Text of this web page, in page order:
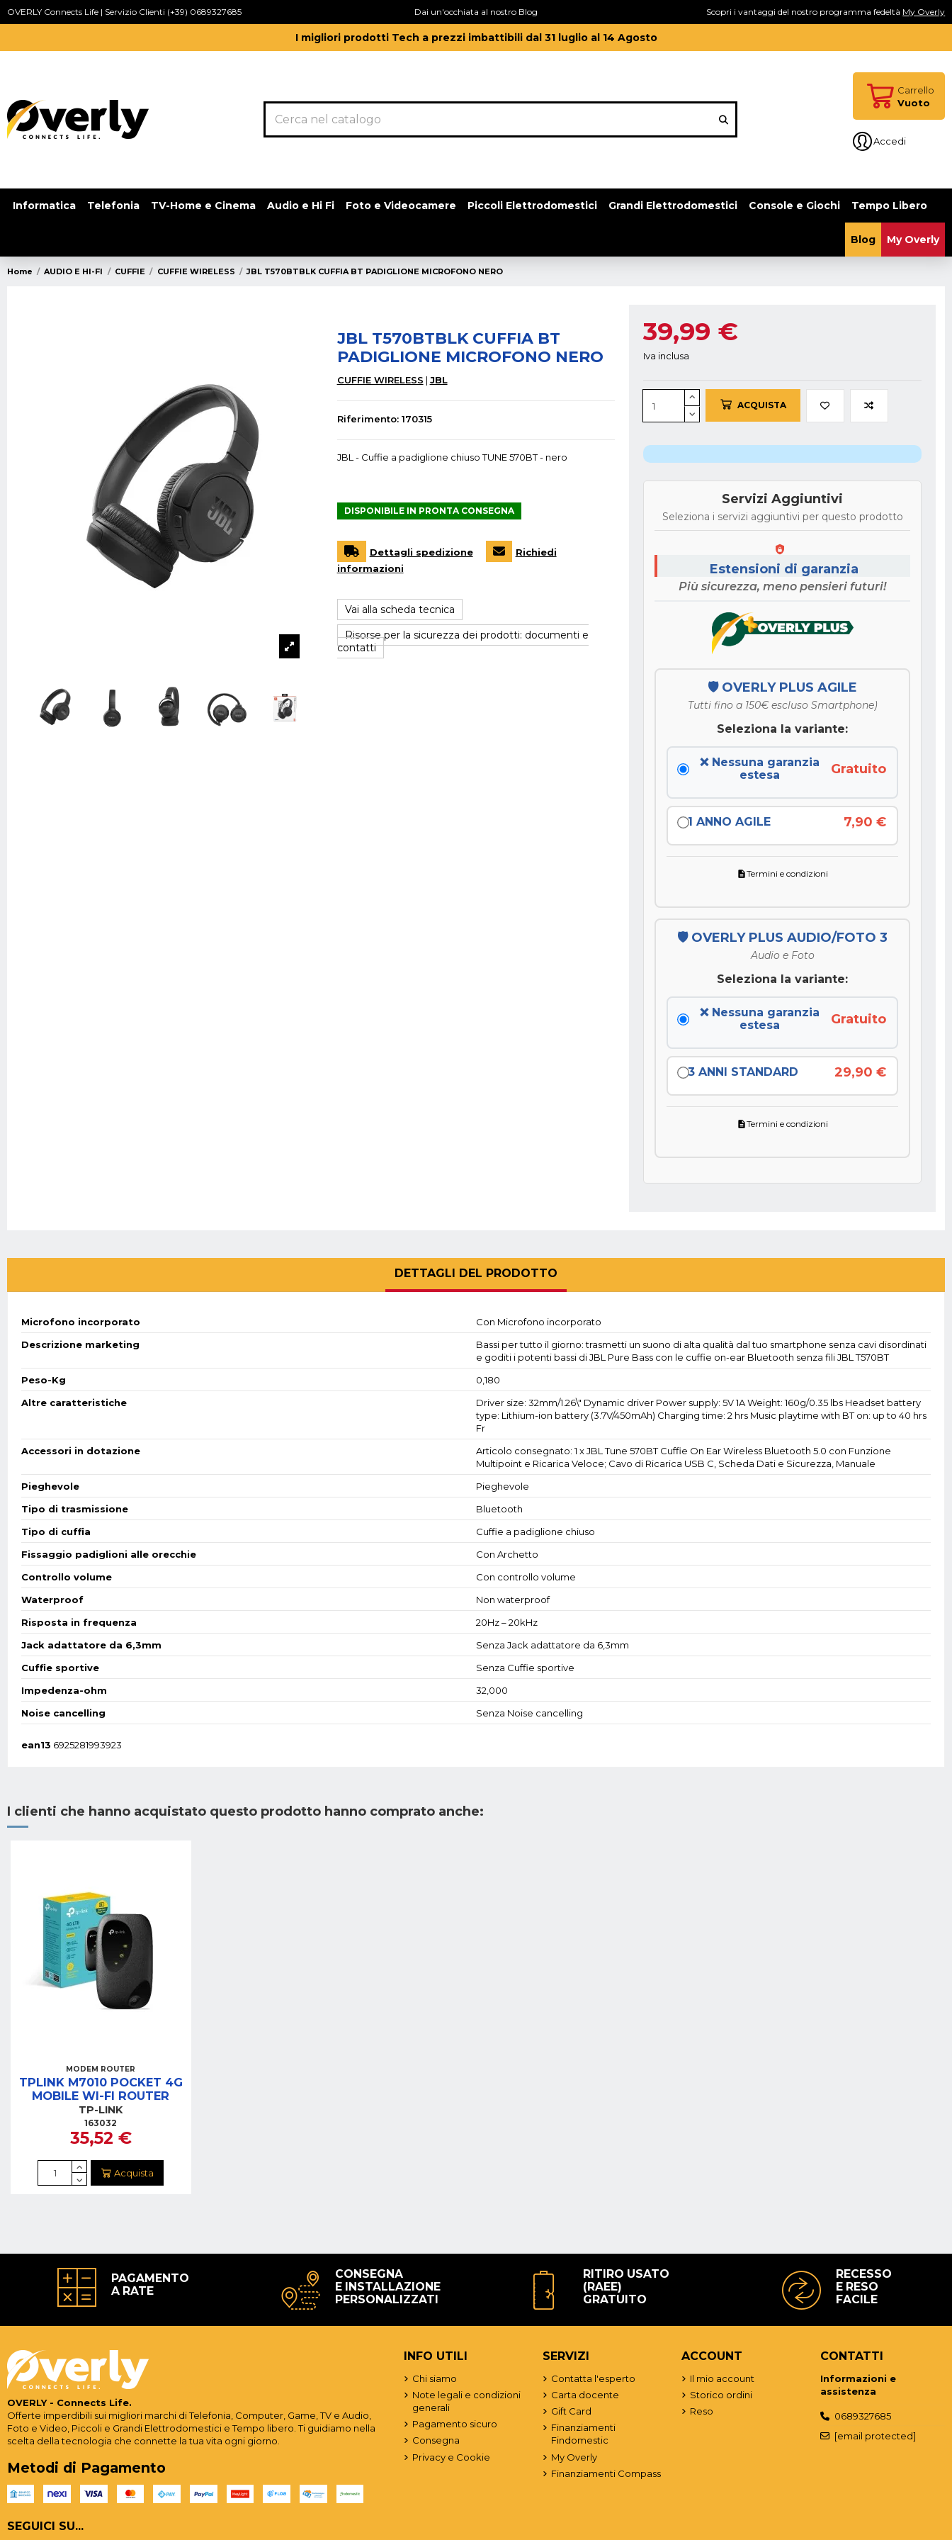
OVERLY Connects Life | Servizio Clienti (+39) 0689327685 Dai un'occhiata al nostro Blog Scopri i vantaggi del nostro programma fedeltà My Overly
I migliori prodotti Tech a prezzi imbattibili dal 31 luglio al 14 Agosto
Carrello
Vuoto
Accedi
Informatica Telefonia TV-Home e Cinema Audio e Hi Fi Foto e Videocamere Piccoli Elettrodomestici Grandi Elettrodomestici Console e Giochi Tempo Libero
My Overly
Blog
Home AUDIO E HI-FI CUFFIE CUFFIE WIRELESS JBL T570BTBLK CUFFIA BT PADIGLIONE MICROFONO NERO
JBL T570BTBLK CUFFIA BT
PADIGLIONE MICROFONO NERO
CUFFIE WIRELESS JBL
Riferimento: 170315
JBL - Cuffie a padiglione chiuso TUNE 570BT - nero
DISPONIBILE IN PRONTA CONSEGNA
Dettagli spedizione
Richiedi
informazioni
Vai alla scheda tecnica
Risorse per la sicurezza dei prodotti: documenti e
contatti
39,99 €
Iva inclusa
ACQUISTA
Servizi Aggiuntivi
Seleziona i servizi aggiuntivi per questo prodotto
Estensioni di garanzia
Più sicurezza, meno pensieri futuri!
🛡️ OVERLY PLUS AGILE
Tutti fino a 150€ escluso Smartphone)
Seleziona la variante:
❌ Nessuna garanzia
estesa
Gratuito
1 ANNO AGILE 7,90 €
descriptionTermini e condizioni
🛡️ OVERLY PLUS AUDIO/FOTO 3
Audio e Foto
Seleziona la variante:
❌ Nessuna garanzia
estesa
Gratuito
3 ANNI STANDARD 29,90 €
descriptionTermini e condizioni
DETTAGLI DEL PRODOTTO
Microfono incorporato
Con Microfono incorporato
Descrizione marketing
Bassi per tutto il giorno: trasmetti un suono di alta qualità dal tuo smartphone senza cavi disordinati
e goditi i potenti bassi di JBL Pure Bass con le cuffie on-ear Bluetooth senza fili JBL T570BT
Peso-Kg
0,180
Altre caratteristiche
Driver size: 32mm/1.26\" Dynamic driver Power supply: 5V 1A Weight: 160g/0.35 lbs Headset battery
type: Lithium-ion battery (3.7V/450mAh) Charging time: 2 hrs Music playtime with BT on: up to 40 hrs
Fr
Accessori in dotazione
Articolo consegnato: 1 x JBL Tune 570BT Cuffie On Ear Wireless Bluetooth 5.0 con Funzione
Multipoint e Ricarica Veloce; Cavo di Ricarica USB C, Scheda Dati e Sicurezza, Manuale
Pieghevole
Pieghevole
Tipo di trasmissione
Bluetooth
Tipo di cuffia
Cuffie a padiglione chiuso
Fissaggio padiglioni alle orecchie
Con Archetto
Controllo volume
Con controllo volume
Waterproof
Non waterproof
Risposta in frequenza
20Hz – 20kHz
Jack adattatore da 6,3mm
Senza Jack adattatore da 6,3mm
Cuffie sportive
Senza Cuffie sportive
Impedenza-ohm
32,000
Noise cancelling
Senza Noise cancelling
ean13 6925281993923
I clienti che hanno acquistato questo prodotto hanno comprato anche:
MODEM ROUTER
TPLINK M7010 POCKET 4G
MOBILE WI-FI ROUTER
TP-LINK
163032
35,52 €
Acquista
PAGAMENTO
A RATE
CONSEGNA
E INSTALLAZIONE
PERSONALIZZATI
RITIRO USATO
(RAEE)
GRATUITO
RECESSO
E RESO
FACILE
OVERLY - Connects Life.
Offerte imperdibili sui migliori marchi di Telefonia, Computer, Game, TV e Audio,
Foto e Video, Piccoli e Grandi Elettrodomestici e Tempo libero. Ti guidiamo nella
scelta della tecnologia che connette la tua vita ogni giorno.
Metodi di Pagamento
INFO UTILI
Chi siamo
Note legali e condizioni
generali
Pagamento sicuro
Consegna
Privacy e Cookie
SERVIZI
Contatta l'esperto
Carta docente
Gift Card
Finanziamenti
Findomestic
My Overly
Finanziamenti Compass
ACCOUNT
Il mio account
Storico ordini
Reso
CONTATTI
Informazioni e
assistenza
0689327685
[email protected]
SEGUICI SU...